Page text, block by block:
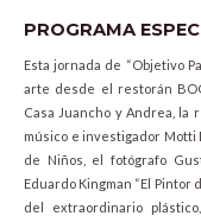
PROGRAMA
Esta jornada de “Objetivo
arte desde el restorán
Casa Juancho y Andrea, la
músico e investigador Motti
de Niños, el fotógrafo
Eduardo Kingman “El Pintor
del extraordinario